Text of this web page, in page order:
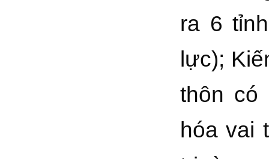
ra 6
lực);
thôn có
hóa vai